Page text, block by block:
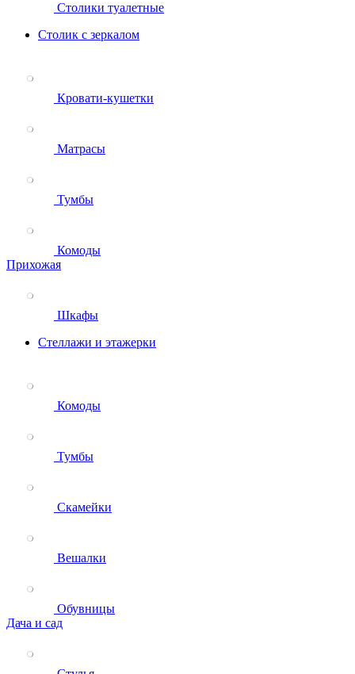
Столики туалетные
Столик с зеркалом
Кровати-кушетки
Матрасы
Тумбы
Комоды
Прихожая
Шкафы
Стеллажи и этажерки
Комоды
Тумбы
Скамейки
Вешалки
Обувницы
Дача и сад